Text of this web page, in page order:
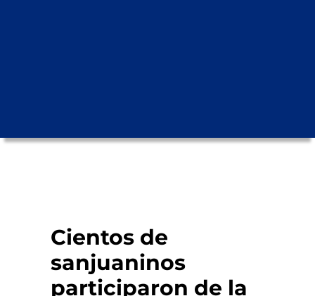
Cientos de
sanjuaninos
participaron de la